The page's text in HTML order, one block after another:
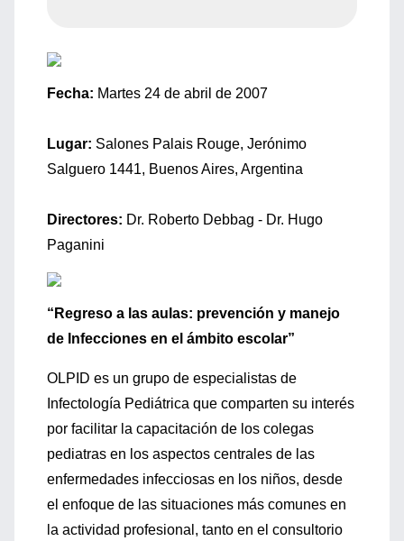
Fecha: Martes 24 de abril de 2007
Lugar: Salones Palais Rouge, Jerónimo
Salguero 1441, Buenos Aires, Argentina
Directores: Dr. Roberto Debbag - Dr. Hugo
Paganini
“Regreso a las aulas: prevención y manejo
de Infecciones en el ámbito escolar”
OLPID es un grupo de especialistas de
Infectología Pediátrica que comparten su interés
por facilitar la capacitación de los colegas
pediatras en los aspectos centrales de las
enfermedades infecciosas en los niños, desde
el enfoque de las situaciones más comunes en
la actividad profesional, tanto en el consultorio